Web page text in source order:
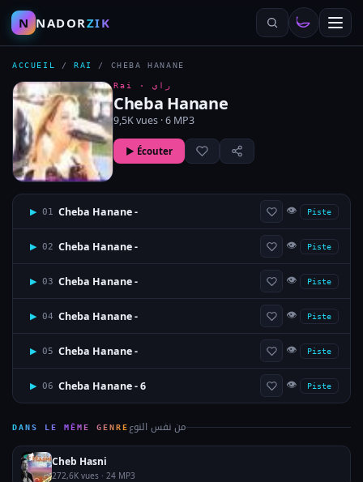
N NADORZIK
ACCUEIL /RAI / CHEBA HANANE
Rai · راي
Cheba Hanane
9,5K vues · 6 MP3
▶ Écouter
▶ 01 Cheba Hanane - 👁 Piste
▶ 02 Cheba Hanane - 👁 Piste
▶ 03 Cheba Hanane - 👁 Piste
▶ 04 Cheba Hanane - 👁 Piste
▶ 05 Cheba Hanane - 👁 Piste
▶ 06 Cheba Hanane - 6 👁 Piste
DANS LE MÊME GENRE من نفس النوع
Cheb Hasni
272,6K vues · 24 MP3